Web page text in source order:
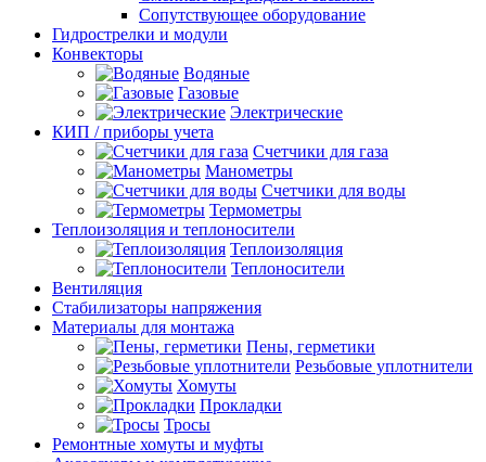
Сопутствующее оборудование
Гидрострелки и модули
Конвекторы
Водяные
Газовые
Электрические
КИП / приборы учета
Счетчики для газа
Манометры
Счетчики для воды
Термометры
Теплоизоляция и теплоносители
Теплоизоляция
Теплоносители
Вентиляция
Стабилизаторы напряжения
Материалы для монтажа
Пены, герметики
Резьбовые уплотнители
Хомуты
Прокладки
Тросы
Ремонтные хомуты и муфты